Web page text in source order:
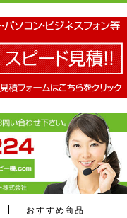
おすすめ商品